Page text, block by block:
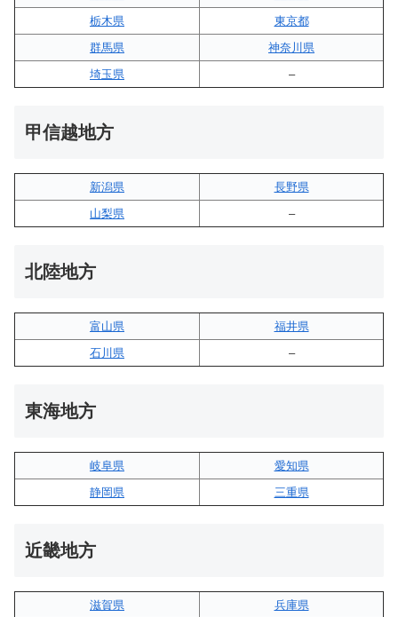
栃木県
東京都
群馬県
神奈川県
埼玉県
–
甲信越地方
新潟県
長野県
山梨県
–
北陸地方
富山県
福井県
石川県
–
東海地方
岐阜県
愛知県
静岡県
三重県
近畿地方
滋賀県
兵庫県